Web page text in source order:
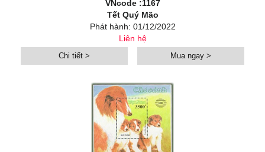
VNcode :1167
Tết Quý Mão
Phát hành: 01/12/2022
Liên hệ
Chi tiết > Mua ngay >